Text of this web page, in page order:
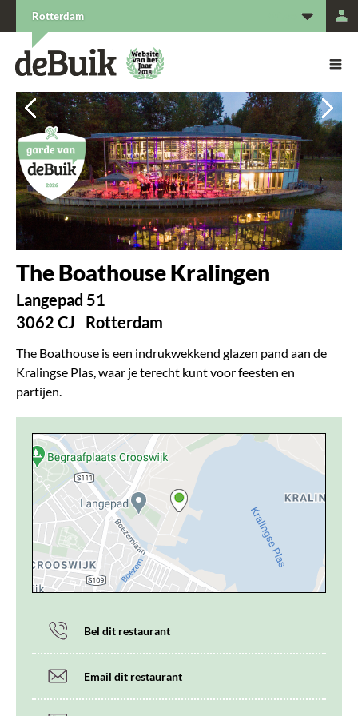
Vorige
Vorige
Vorige
Vorige
Vorige
The Boathouse Kralingen
Langepad 51
3062 CJ
Rotterdam
The Boathouse is een indrukwekkend glazen pand aan de
Kralingse Plas, waar je terecht kunt voor feesten en
partijen.
Bel dit restaurant
Email dit restaurant
Rotterdam
De Buik van {city: city}
De Buik